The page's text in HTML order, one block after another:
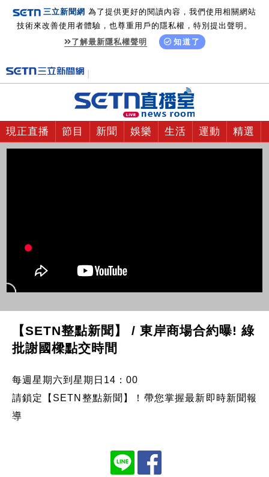
三立新聞網 為了提供更好的閱讀內容，我們使用相關網站
技術來改善使用者體驗，也尊重用戶的隱私權，特別提出聲明。
了解最新隱私權聲明
知道了
現正直播 節目 新聞 娛樂 生活 運動 精選
【SETN整點新聞】 / 東岸商場合約曝! 綠
批謝國樑點交時間
每週星期六到星期日14：00
請鎖定【SETN整點新聞】！帶您掌握最新即時新聞報
導